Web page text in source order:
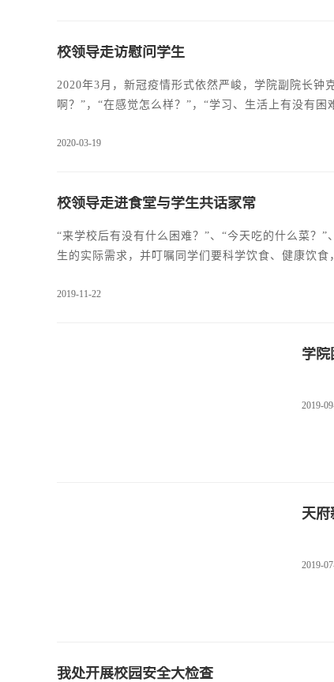
校领导走访慰问学生
2020年3月，新冠疫情形式依然严峻，学院副院长钟
啊？”，“在感觉怎么样？”，“学习、生活上有没有
要注意自身防护。每进一间宿舍，钟教授都细心查
2020-03-19
校领导走进食堂与学生共话家常
“来学校后有没有什么困难？”、“今天吃的什么菜？
生的实际需求，并叮嘱同学们要科学饮食、健康饮
文化底蕴；又多读无字之书，习得人生经验和社会
2019-11-22
学院
2019-
天府
2019-
我处开展校园安全大检查